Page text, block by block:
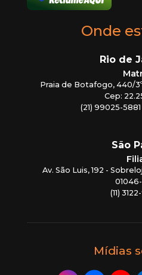
Onde
Rio de
Praia de Botafogo, 440/
Cep:
(21) 99025-5881 /
São
Av. São Luis, 192 -
(11)
Mídias